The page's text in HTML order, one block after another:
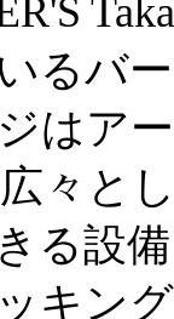
るバ
はア
々と
る設
キン